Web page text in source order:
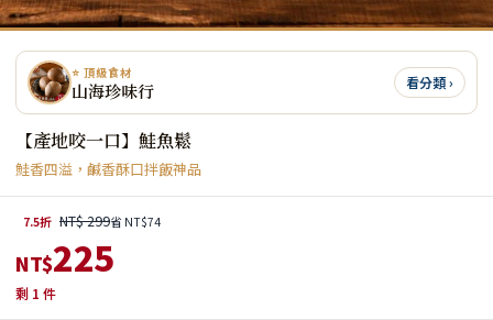
⭐ 頂級食材
山海珍味行 看分類 ›
【產地咬一口】鮭魚鬆
鮭香四溢，鹹香酥口拌飯神品
7.5折 NT$ 299省 NT$74
NT$225
剩 1 件